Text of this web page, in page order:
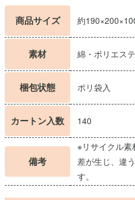
商品サイズ 約
素材 綿・ポリエス
梱包状態 ポリ袋入
カートン入数 140
備考
※リサイクル
差が生じ、違
す。